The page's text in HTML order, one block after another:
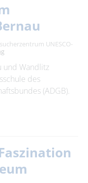
UNESCO-
und Wandlitz
des
(ADGB).